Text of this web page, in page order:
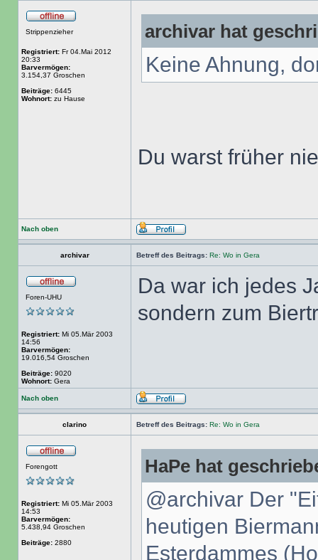
Strippenzieher
Registriert: Fr 04.Mai 2012
20:33
Barvermögen:
3.154,37 Groschen
Beiträge: 6445
Wohnort: zu Hause
archivar hat
Keine Ahnung,
Du warst früher
Nach oben
archivar Betreff des Beitrags: Re: Wo in Gera
Foren-UHU
Registriert: Mi 05.Mär 2003
14:56
Barvermögen:
19.016,54 Groschen
Beiträge: 9020
Wohnort: Gera
Da war ich jedes
sondern zum
Nach oben
clarino Betreff des Beitrags: Re: Wo in Gera
Forengott
Registriert: Mi 05.Mär 2003
14:53
Barvermögen:
5.438,94 Groschen
Beiträge: 2880
HaPe hat
@archivar Der
heutigen
Esterdammes